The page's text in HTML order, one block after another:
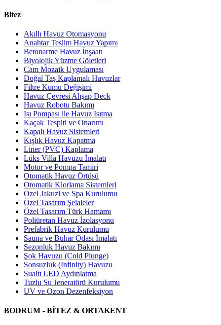
Bitez
Akıllı Havuz Otomasyonu
Anahtar Teslim Havuz Yapımı
Betonarme Havuz İnşaatı
Biyolojik Yüzme Göletleri
Cam Mozaik Uygulaması
Doğal Taş Kaplamalı Havuzlar
Filtre Kumu Değişimi
Havuz Çevresi Ahşap Deck
Havuz Robotu Bakımı
Isı Pompası ile Havuz Isıtma
Kaçak Tespiti ve Onarımı
Kapalı Havuz Sistemleri
Kışlık Havuz Kapatma
Liner (PVC) Kaplama
Lüks Villa Havuzu İmalatı
Motor ve Pompa Tamiri
Otomatik Havuz Örtüsü
Otomatik Klorlama Sistemleri
Özel Jakuzi ve Spa Kurulumu
Özel Tasarım Şelaleler
Özel Tasarım Türk Hamamı
Poliüretan Havuz İzolasyonu
Prefabrik Havuz Kurulumu
Sauna ve Buhar Odası İmalatı
Sezonluk Havuz Bakımı
Şok Havuzu (Cold Plunge)
Sonsuzluk (Infinity) Havuzu
Sualtı LED Aydınlatma
Tuzlu Su Jeneratörü Kurulumu
UV ve Ozon Dezenfeksiyon
BODRUM - BİTEZ & ORTAKENT